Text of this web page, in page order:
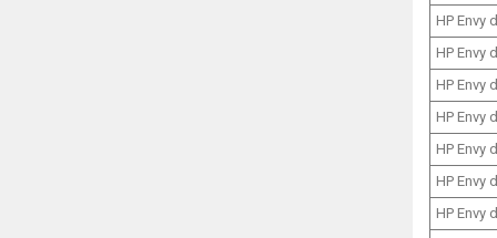
HP Envy
HP Envy
HP Envy
HP Envy
HP Envy
HP Envy
HP Envy